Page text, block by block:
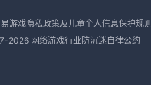
易游戏隐私政策及儿童个人信息保护规则
2026 网络游戏行业防沉迷自律公约